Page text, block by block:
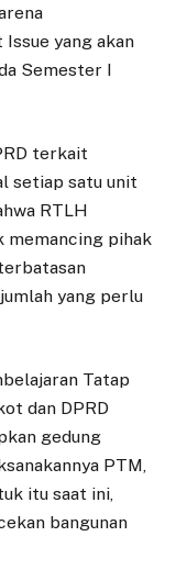
yang akan
Semester I
terkait
setiap satu unit
RTLH
memancing pihak
yang perlu
Tatap
dan DPRD
gedung
PTM,
itu saat ini,
bangunan